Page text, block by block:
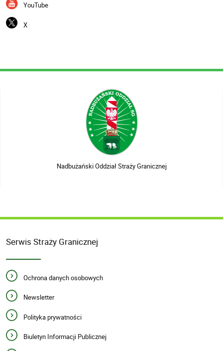
YouTube
X
Nadbużański Oddział Straży Granicznej
Serwis Straży Granicznej
Ochrona danych osobowych
Newsletter
Polityka prywatności
Biuletyn Informacji Publicznej